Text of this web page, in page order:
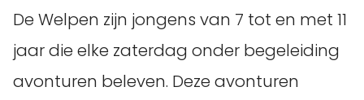
De Welpen zijn jongens van 7 tot en met 11
jaar die elke zaterdag onder begeleiding
avonturen beleven. Deze avonturen